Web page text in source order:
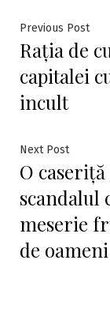
în
articole
Previous Post
Rația de
capitalei
incult
Next PostNext
post:
O
scandalul
meserie
de oameni